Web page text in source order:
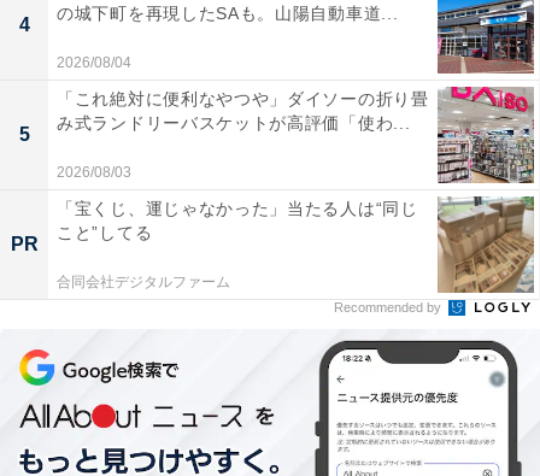
「中禅寺温泉 旅籠なごみ」の口コミは？
「中禅寺温泉 旅籠なごみ」には、以下のような口コミが
寄せられています。
中禅寺湖を一望できる全室レイクビューの素晴らし
い絶景
4
の城下町を再現したSAも。山陽自動車道...
2026/08/04
5
「これ絶対に便利なやつや」ダイソーの折り畳
み式ランドリーバスケットが高評価「使わ...
2026/08/03
PR
「宝くじ、運じゃなかった」当たる人は“同じ
こと”してる
合同会社デジタルファーム
Recommended by